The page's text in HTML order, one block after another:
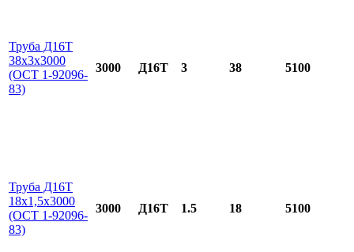
Труба Д16Т
38х3х3000
(ОСТ 1-92096-
83)
3000 Д16Т 3 38
5100
Труба Д16Т
18х1,5х3000
(ОСТ 1-92096-
83)
3000 Д16Т 1.5 18
5100